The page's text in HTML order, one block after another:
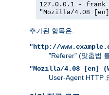
127.0.0.1 - frank
"Mozilla/4.08
추가된 항목은:
"http://
"Referer" (맞춤법
"Mozilla/4.08 [en]
User-Agent HTTP